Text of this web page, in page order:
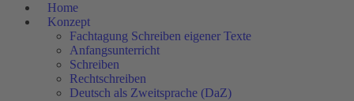
Home
Konzept
Fachtagung Schreiben eigener Texte
Anfangsunterricht
Schreiben
Rechtschreiben
Deutsch als Zweitsprache (DaZ)